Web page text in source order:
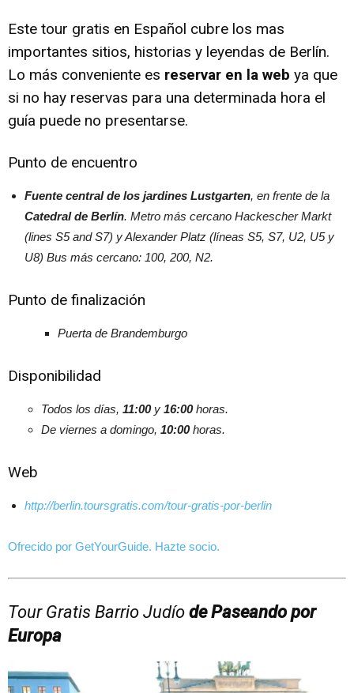
Este tour gratis en Español cubre los mas
importantes sitios, historias y leyendas de Berlín.
Lo más conveniente es reservar en la web ya que
si no hay reservas para una determinada hora el
guía puede no presentarse.
Punto de encuentro
Fuente central de los jardines Lustgarten, en frente de la
Catedral de Berlín. Metro más cercano Hackescher Markt
(lines S5 and S7) y Alexander Platz (líneas S5, S7, U2, U5 y
U8) Bus más cercano: 100, 200, N2.
Punto de finalización
Puerta de Brandemburgo
Disponibilidad
Todos los días, 11:00y 16:00horas.
De viernes a domingo, 10:00horas.
Web
http://berlin.toursgratis.com/tour-gratis-por-berlin
Ofrecido por GetYourGuide. Hazte socio.
Tour Gratis Barrio Judío de Paseando por
Europa